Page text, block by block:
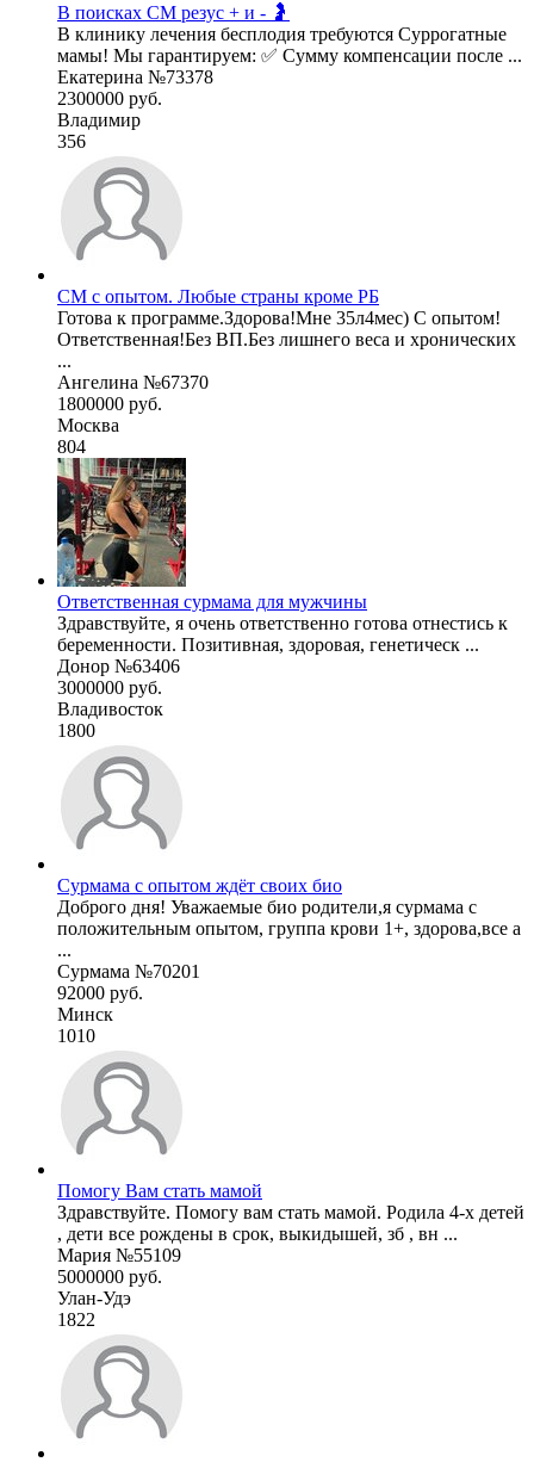
В поисках СМ резус + и - 🤰
В клинику лечения бесплодия требуются Суррогатные
мамы! Мы гарантируем: ✅ Сумму компенсации после ...
Екатерина №73378
2300000 руб.
Владимир
356
СМ с опытом. Любые страны кроме РБ
Готова к программе.Здорова!Мне 35л4мес) С опытом!
Ответственная!Без ВП.Без лишнего веса и хронических
...
Ангелина №67370
1800000 руб.
Москва
804
Ответственная сурмама для мужчины
Здравствуйте, я очень ответственно готова отнестись к
беременности. Позитивная, здоровая, генетическ ...
Донор №63406
3000000 руб.
Владивосток
1800
Сурмама с опытом ждёт своих био
Доброго дня! Уважаемые био родители,я сурмама с
положительным опытом, группа крови 1+, здорова,все а
...
Сурмама №70201
92000 руб.
Минск
1010
Помогу Вам стать мамой
Здравствуйте. Помогу вам стать мамой. Родила 4-х детей
, дети все рождены в срок, выкидышей, зб , вн ...
Мария №55109
5000000 руб.
Улан-Удэ
1822